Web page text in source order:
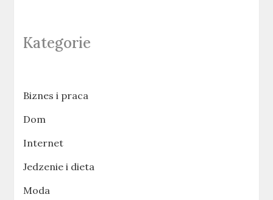
Kategorie
Biznes i praca
Dom
Internet
Jedzenie i dieta
Moda